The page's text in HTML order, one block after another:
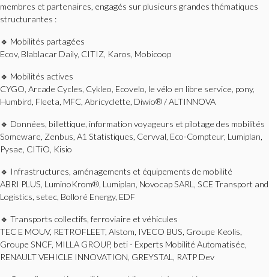
membres et partenaires, engagés sur plusieurs grandes thématiques
structurantes :
🔹 Mobilités partagées
Ecov, Blablacar Daily, CITIZ, Karos, Mobicoop
🔹 Mobilités actives
CYGO, Arcade Cycles, Cykleo, Ecovelo, le vélo en libre service, pony,
Humbird, Fleeta, MFC, Abricyclette, Diwio® / ALTINNOVA
🔹 Données, billettique, information voyageurs et pilotage des mobilités
Someware, Zenbus, A1 Statistiques, Cervval, Eco-Compteur, Lumiplan,
Pysae, CITiO, Kisio
🔹 Infrastructures, aménagements et équipements de mobilité
ABRI PLUS, LuminoKrom®, Lumiplan, Novocap SARL, SCE Transport and
Logistics, setec, Bolloré Energy, EDF
🔹 Transports collectifs, ferroviaire et véhicules
TEC E MOUV, RETROFLEET, Alstom, IVECO BUS, Groupe Keolis,
Groupe SNCF, MILLA GROUP, beti - Experts Mobilité Automatisée,
RENAULT VEHICLE INNOVATION, GREYSTAL, RATP Dev